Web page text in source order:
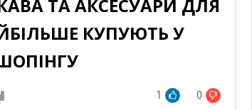
ТА АКСЕСУАРИ ДЛЯ
КУПУЮТЬ У
1 0